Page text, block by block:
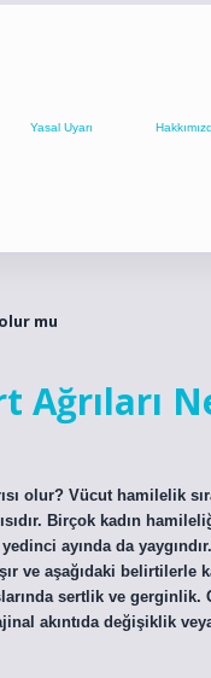
Yasal Uyarı
mu
Ağrıları
olur? Vücut hamilelik
Birçok kadın
ayında da
ve aşağıdaki belirtilerle
sertlik ve
akıntıda değişiklik